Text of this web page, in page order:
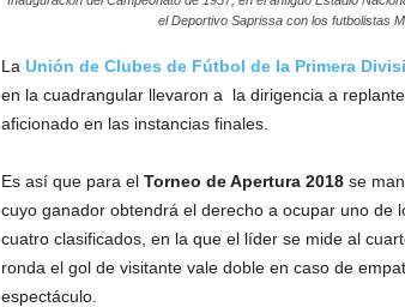
el Deportivo Saprissa con los futbolistas
La Unión de Clubes de Fútbol de la Primera
en la cuadrangular llevaron a la dirigencia a
aficionado en las instancias finales.
Es así que para el Torneo de Apertura 2018se
cuyo ganador obtendrá el derecho a ocupar uno de
cuatro clasificados, en la que el líder se mide al
ronda el gol de visitante vale doble en caso de
espectáculo.